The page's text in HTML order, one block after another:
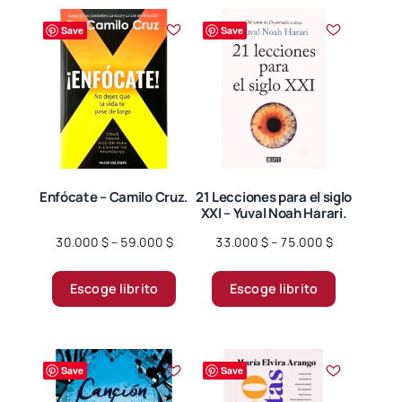
Save
Enfócate – Camilo Cruz.
30.000 $– 59.000 $Price
30.000 $
through
Escoge librito
producto
variantes.
Las
Save
21 Lecciones para el siglo
XXI – Yuval Noah Harari.
33.000 $– 75.000 $Price
33.000 $
through
Escoge librito
Las
Save Save